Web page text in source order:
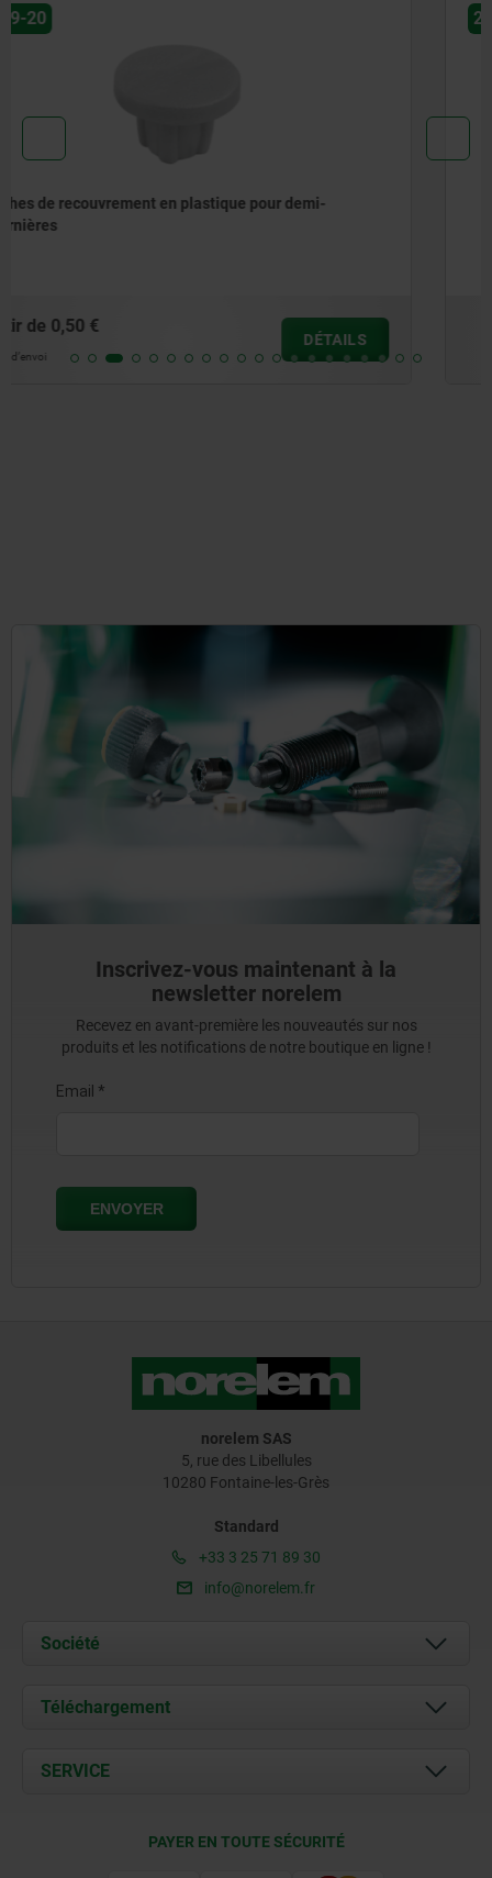
27875-10
Charnières en inox avec vis de fixation
à partir de
hors frais d’envoi
Inscrivez-vous maintenant à la
newsletter norelem
Recevez en avant-première les nouveautés sur nos
produits et les notifications de notre boutique en ligne !
norelem SAS
5, rue des Libellules
10280 Fontaine-les-Grès
Standard
+33 3 25 71 89 30
info@norelem.fr
Société
À propos de nous
Contact
Téléchargement
Documents
SERVICE
PAYER EN TOUTE SÉCURITÉ